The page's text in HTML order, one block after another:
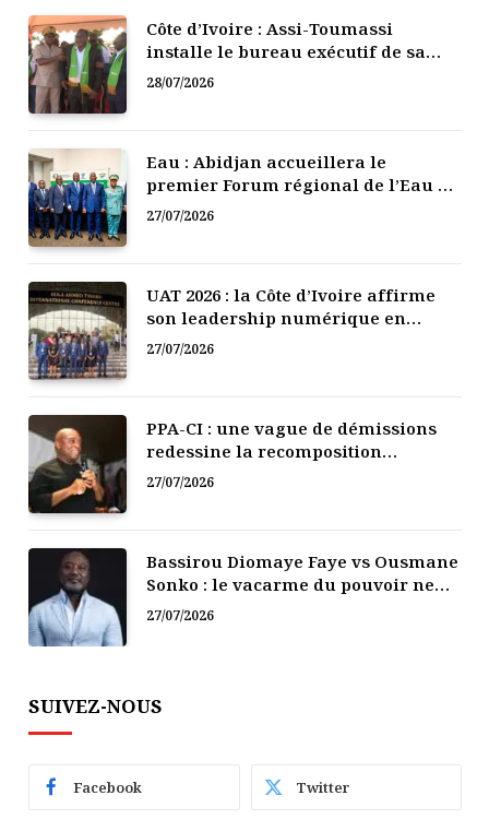
Côte d’Ivoire : Assi-Toumassi
installe le bureau exécutif de sa
mutuelle de développement
28/07/2026
Eau : Abidjan accueillera le
premier Forum régional de l’Eau de
l’Afrique de l’Ouest
27/07/2026
UAT 2026 : la Côte d’Ivoire affirme
son leadership numérique en
Afrique
27/07/2026
PPA-CI : une vague de démissions
redessine la recomposition
politique
27/07/2026
Bassirou Diomaye Faye vs Ousmane
Sonko : le vacarme du pouvoir ne
doit pas faire oublier les liens de la
Fraternité
27/07/2026
SUIVEZ-NOUS
Facebook Twitter